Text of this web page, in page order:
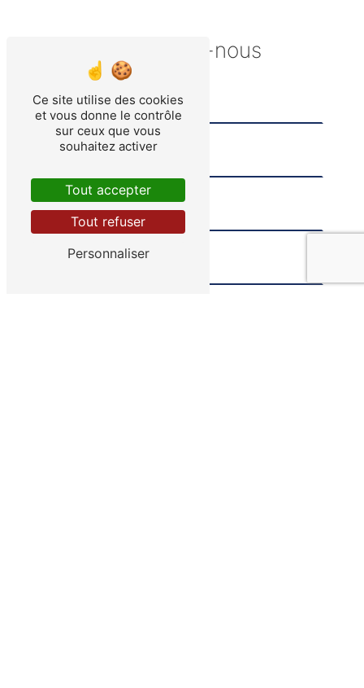
Contactez-nous
Ce site utilise des cookies
et vous donne le contrôle
sur ceux que vous
souhaitez activer
Tout accepter
Tout refuser
Personnaliser